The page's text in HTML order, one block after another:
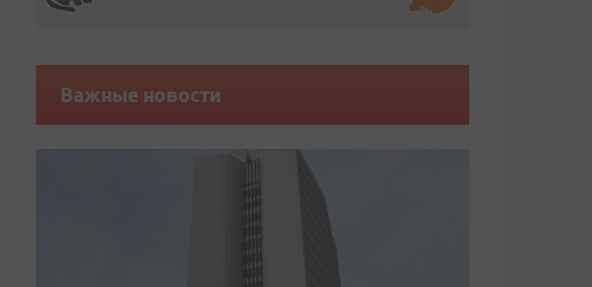
Важные новости